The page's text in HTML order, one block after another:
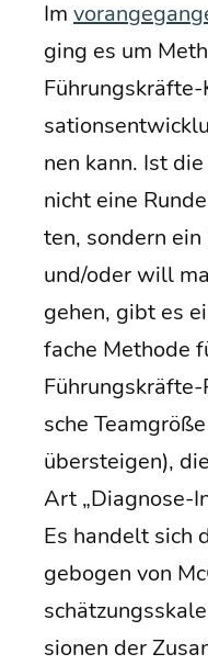
Im
ging es um
nen kann. Ist
nicht eine
ten, son­dern
und/oder will
ge­hen, gibt es
fa­che Metho­de
sche
über­stei­gen),
Art „Dia­gno­se-
Es han­delt sich
ge­bo­gen von
sio­nen der